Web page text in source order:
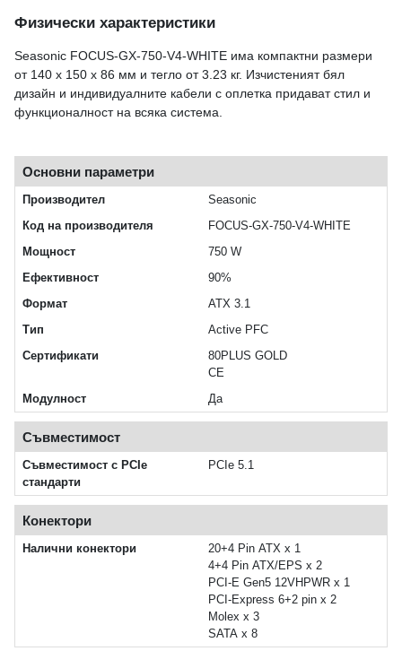
Физически характеристики
Seasonic FOCUS-GX-750-V4-WHITE има компактни размери
от 140 x 150 x 86 мм и тегло от 3.23 кг. Изчистеният бял
дизайн и индивидуалните кабели с оплетка придават стил и
функционалност на всяка система.
Основни параметри
Производител
Seasonic
Код на производителя
FOCUS-GX-750-V4-WHITE
Мощност
750 W
Ефективност
90%
Формат
ATX 3.1
Тип
Active PFC
Сертификати
80PLUS GOLD
CE
Модулност
Да
Съвместимост
Съвместимост с PCIe
стандарти
PCIe 5.1
Конектори
Налични конектори
20+4 Pin ATX x 1
4+4 Pin ATX/EPS x 2
PCI-E Gen5 12VHPWR x 1
PCI-Express 6+2 pin x 2
Molex x 3
SATA x 8